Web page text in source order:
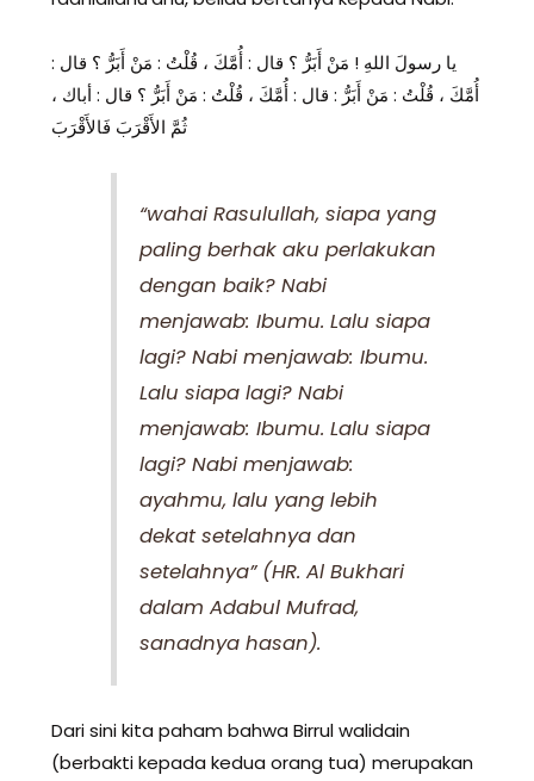
يا رسولَ اللهِ ! مَنْ أَبَرُّ ؟ قال : أُمَّكَ ، قُلْتُ : مَنْ أَبَرُّ ؟ قال :
أُمَّكَ ، قُلْتُ : مَنْ أَبَرُّ : قال : أُمَّكَ ، قُلْتُ : مَنْ أَبَرُّ ؟ قال : أباك ،
ثُمَّ الأَقْرَبَ فَالأَقْرَبَ
“wahai Rasulullah, siapa yang
paling berhak aku perlakukan
dengan baik? Nabi
menjawab: Ibumu. Lalu siapa
lagi? Nabi menjawab: Ibumu.
Lalu siapa lagi? Nabi
menjawab: Ibumu. Lalu siapa
lagi? Nabi menjawab:
ayahmu, lalu yang lebih
dekat setelahnya dan
setelahnya” (HR. Al Bukhari
dalam Adabul Mufrad,
sanadnya hasan).
Dari sini kita paham bahwa Birrul walidain
(berbakti kepada kedua orang tua) merupakan